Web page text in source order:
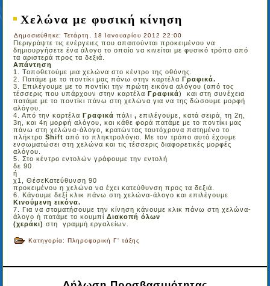
Χελώνα με φυσική κίνηση
Δημοσιεύθηκε: Τετάρτη, 18 Ιανουαρίου 2012 22:00
Περιγράψτε τις ενέργειες που απαιτούνται προκειμένου να
δημιουργήσετε ένα άλογο το οποίο να κινείται με φυσικό τρόπο από
τα αριστερά προς τα δεξιά.
Απάντηση
1. Τοποθετούμε μια χελώνα στο κέντρο της οθόνης.
2. Πατάμε με το ποντίκι μας πάνω στην καρτέλαΓραφικά.
3. Επιλέγουμε με το ποντίκι την πρώτη εικόνα αλόγου (από τος
τέσσερις που υπάρχουν στην καρτέλαΓραφικά) και στη συνέχεια
πατάμε με το ποντίκι πάνω στη χελώνα για να της δώσουμε μορφή
αλόγου.
4. Από την καρτέλαΓραφικάπάλι,επιλέγουμε, κατά σειρά, τη 2η,
3η, και 4η μορφή αλόγου, και κάθε φορά πατάμε με το ποντίκι μας
πάνω στη χελώνα-άλογο, κρατώντας ταυτόχρονα πατημένο το
πλήκτροShiftαπό το πληκτρολόγιο. Με τον τρόπο αυτό έχουμε
ενσωματώσει στη χελώνα και τις τέσσερις διαφορετικές μορφές
αλόγου.
5. Στο κέντρο εντολών γράφουμε την εντολή
δε 90
ή
χ1, ΘέσεΚατεύθυνση 90
προκειμένου η χελώνα να έχει κατεύθυνση προς τα δεξιά.
6. Κάνουμε δεξί κλικ πάνω στη χελώνα-άλογο και επιλέγουμε
Κινούμενη εικόνα.
7. Για να σταματήσουμε την κίνηση κάνουμε κλικ πάνω στη χελώνα-
άλογο ή πατάμε το κουμπίΔιακοπή όλων
(χεράκι) στη γραμμή εργαλείων.
Κατηγορία:Πληροφορική Γ' τάξης